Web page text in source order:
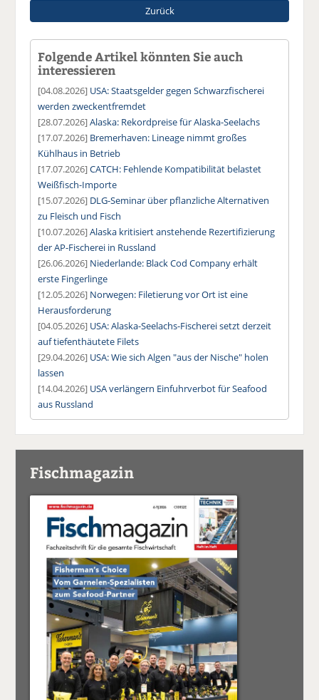
Zurück
Folgende Artikel könnten Sie auch
interessieren
[04.08.2026] USA: Staatsgelder gegen Schwarzfischerei
werden zweckentfremdet
[28.07.2026]Alaska: Rekordpreise für Alaska-Seelachs
[17.07.2026] Bremerhaven: Lineage nimmt großes
Kühlhaus in Betrieb
[17.07.2026]CATCH: Fehlende Kompatibilität belastet
Weißfisch-Importe
[15.07.2026] DLG-Seminar über pflanzliche Alternativen
zu Fleisch und Fisch
[10.07.2026]Alaska kritisiert anstehende Rezertifizierung
der AP-Fischerei in Russland
[26.06.2026] Niederlande: Black Cod Company erhält
erste Fingerlinge
[12.05.2026] Norwegen: Filetierung vor Ort ist eine
Herausforderung
[04.05.2026] USA: Alaska-Seelachs-Fischerei setzt derzeit
auf tiefenthäutete Filets
[29.04.2026] USA: Wie sich Algen "aus der Nische" holen
lassen
[14.04.2026] USA verlängern Einfuhrverbot für Seafood
aus Russland
Fischmagazin